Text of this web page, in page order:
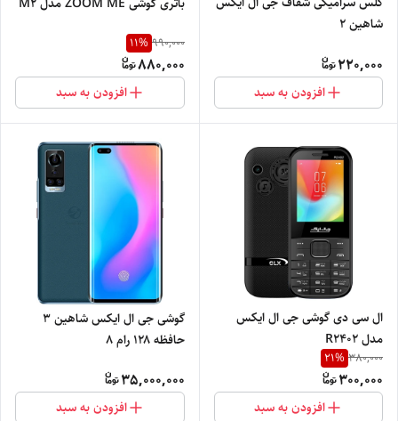
شاهین ۲
220,000
افزودن به سبد
990,000
11%
880,000
افزودن به سبد
ال سی دی گوشی جی ال ایکس
مدل R2402
380,000
21%
300,000
افزودن به سبد
گوشی جی ال ایکس شاهین 3
حافظه ۱۲۸ رام ۸
35,000,000
افزودن به سبد